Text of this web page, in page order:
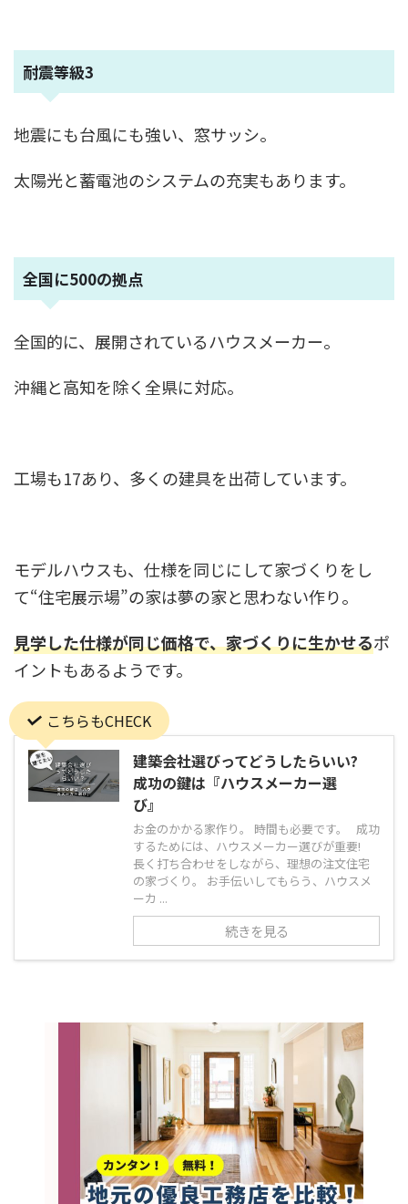
耐震等級3
地震にも台風にも強い、窓サッシ。
太陽光と蓄電池のシステムの充実もあります。
全国に500の拠点
全国的に、展開されているハウスメーカー。
沖縄と高知を除く全県に対応。
工場も17あり、多くの建具を出荷しています。
モデルハウスも、仕様を同じにして家づくりをし
て“住宅展示場”の家は夢の家と思わない作り。
見学した仕様が同じ価格で、家づくりに生かせるポ
イントもあるようです。
こちらもCHECK
建築会社選びってどうしたらいい?
成功の鍵は『ハウスメーカー選
び』
お金のかかる家作り。 時間も必要です。 成功
するためには、ハウスメーカー選びが重要!
長く打ち合わせをしながら、理想の注文住宅
の家づくり。 お手伝いしてもらう、ハウスメ
ーカ ...
続きを見る